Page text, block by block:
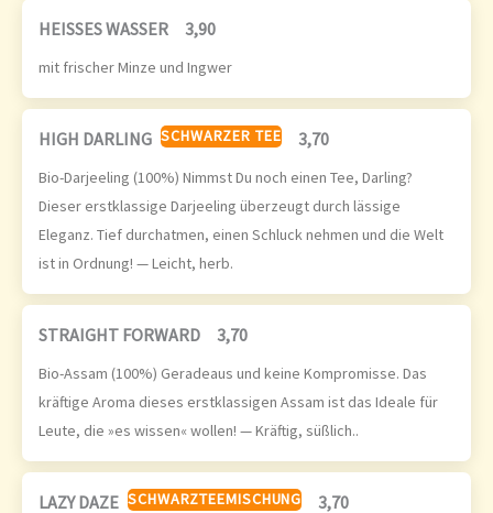
HEISSES WASSER 3,90
mit frischer Minze und Ingwer
HIGH DARLING SCHWARZER TEE 3,70
Bio-Darjeeling (100%) Nimmst Du noch einen Tee, Darling?
Dieser erstklassige Darjeeling überzeugt durch lässige
Eleganz. Tief durchatmen, einen Schluck nehmen und die Welt
ist in Ordnung! — Leicht, herb.
STRAIGHT FORWARD 3,70
Bio-Assam (100%) Geradeaus und keine Kompromisse. Das
kräftige Aroma dieses erstklassigen Assam ist das Ideale für
Leute, die »es wissen« wollen! — Kräftig, süßlich..
LAZY DAZE SCHWARZTEEMISCHUNG 3,70